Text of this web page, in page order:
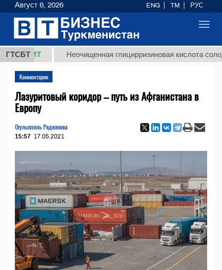
ГТСБТ Неочищенная глицирризиновая кислота солодкового
Комментарии
Лазуритовый коридор – путь из Афганистана в
Европу
Огульгозель Реджепова
15:57 17.05.2021
Август 6, 2026 ENG TM РУС